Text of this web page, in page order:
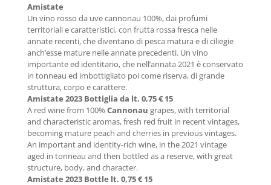
Amistate
Un vino rosso da uve cannonau 100%, dai profumi
territoriali e caratteristici, con frutta rossa fresca nelle
annate recenti, che diventano di pesca matura e di ciliegie
anch’esse mature nelle annate precedenti. Un vino
importante ed identitario, che nell’annata 2021 è conservato
in tonneau ed imbottigliato poi come riserva, di grande
struttura, corpo e carattere.
Amistate 2023 Bottiglia da lt. 0,75 € 15
A red wine from 100% Cannonau grapes, with territorial
and characteristic aromas, fresh red fruit in recent vintages,
becoming mature peach and cherries in previous vintages.
An important and identity-rich wine, in the 2021 vintage
aged in tonneau and then bottled as a reserve, with great
structure, body, and character.
Amistate 2023 Bottle lt. 0,75 € 15